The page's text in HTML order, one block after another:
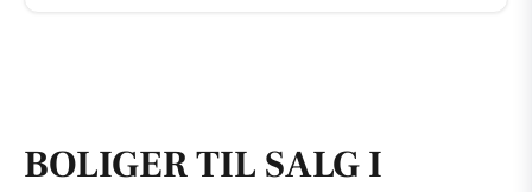
BOLIGER TIL SALG I